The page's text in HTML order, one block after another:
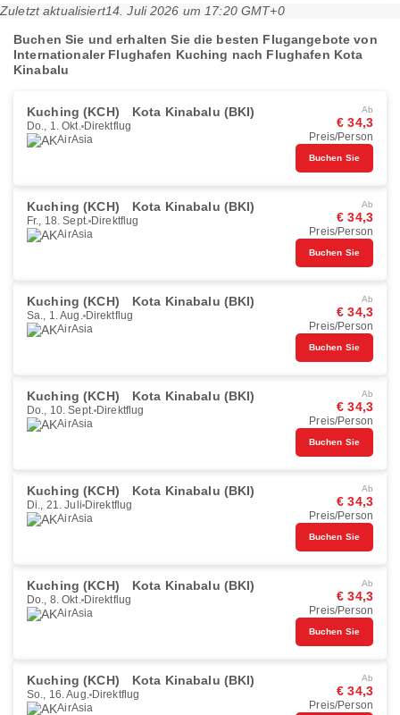
Zuletzt aktualisiert14. Juli 2026 um 17:20 GMT+0
Buchen Sie und erhalten Sie die besten Flugangebote von
Internationaler Flughafen Kuching nach Flughafen Kota
Kinabalu
Kuching (KCH) Kota Kinabalu (BKI)
Do., 1. Okt. Direktflug
AirAsia
Ab
€ 34,3
Preis/Person
Buchen Sie
Kuching (KCH) Kota Kinabalu (BKI)
Fr., 18. Sept. Direktflug
AirAsia
Ab
€ 34,3
Preis/Person
Buchen Sie
Kuching (KCH) Kota Kinabalu (BKI)
Sa., 1. Aug. Direktflug
AirAsia
Ab
€ 34,3
Preis/Person
Buchen Sie
Kuching (KCH) Kota Kinabalu (BKI)
Do., 10. Sept. Direktflug
AirAsia
Ab
€ 34,3
Preis/Person
Buchen Sie
Kuching (KCH) Kota Kinabalu (BKI)
Di., 21. Juli Direktflug
AirAsia
Ab
€ 34,3
Preis/Person
Buchen Sie
Kuching (KCH) Kota Kinabalu (BKI)
Do., 8. Okt. Direktflug
AirAsia
Ab
€ 34,3
Preis/Person
Buchen Sie
Kuching (KCH) Kota Kinabalu (BKI)
So., 16. Aug. Direktflug
AirAsia
Ab
€ 34,3
Preis/Person